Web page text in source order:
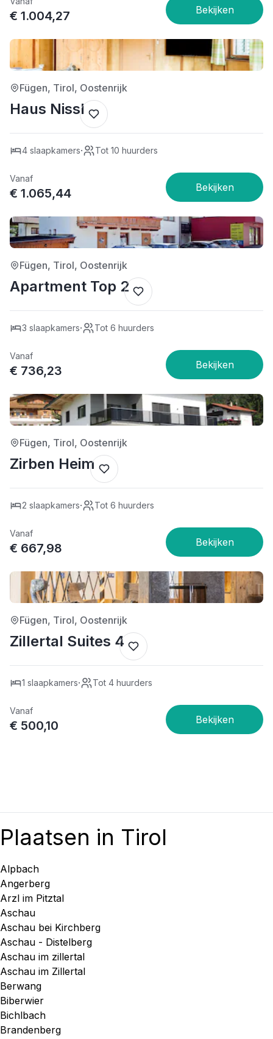
€ 1.004,27
Fügen, Tirol, Oostenrijk
Haus Nissl
4 slaapkamers· Tot 10 huurders
Vanaf
€ 1.065,44
3/5
Fügen, Tirol, Oostenrijk
Apartment Top 2
3 slaapkamers· Tot 6 huurders
Vanaf
€ 736,23
4/5
Fügen, Tirol, Oostenrijk
Zirben Heim
2 slaapkamers· Tot 6 huurders
Vanaf
€ 667,98
4/5
Fügen, Tirol, Oostenrijk
Zillertal Suites 4
1 slaapkamers· Tot 4 huurders
Vanaf
€ 500,10
Plaatsen in Tirol
Alpbach
Angerberg
Arzl im Pitztal
Aschau
Aschau bei Kirchberg
Aschau - Distelberg
Aschau im zillertal
Aschau im Zillertal
Berwang
Biberwier
Bichlbach
Brandenberg